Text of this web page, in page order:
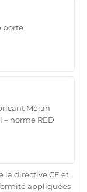
porte
Meian
– norme RED
la directive CE et
appliquées